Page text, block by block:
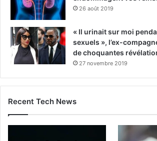
26 août 2019
« Il urinait sur moi
sexuels », l’ex-
de choquantes
27 novembre 2019
Recent Tech News